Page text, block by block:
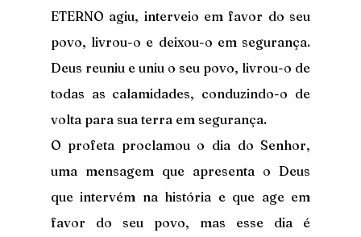
ETERNO agiu, interveio em favor do seu
povo, livrou-o e deixou-o em segurança.
Deus reuniu e uniu o seu povo, livrou-o de
todas as calamidades, conduzindo-o de
volta para sua terra em segurança.
O profeta proclamou o dia do Senhor,
uma mensagem que apresenta o Deus
que intervém na história e que age em
favor do seu povo, mas esse dia é